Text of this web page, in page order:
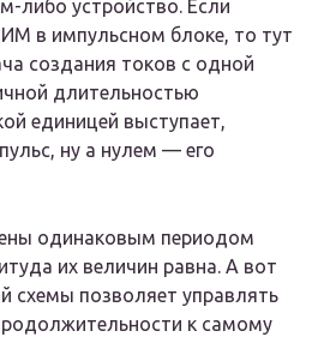
либо устройство. Если
в импульсном блоке, то тут
создания токов с одной
длительностью
единицей выступает,
ну а нулем — его
одинаковым периодом
их величин равна. А вот
схемы позволяет управлять
к самому